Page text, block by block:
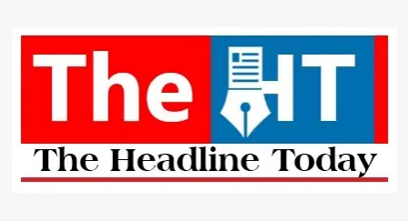
content